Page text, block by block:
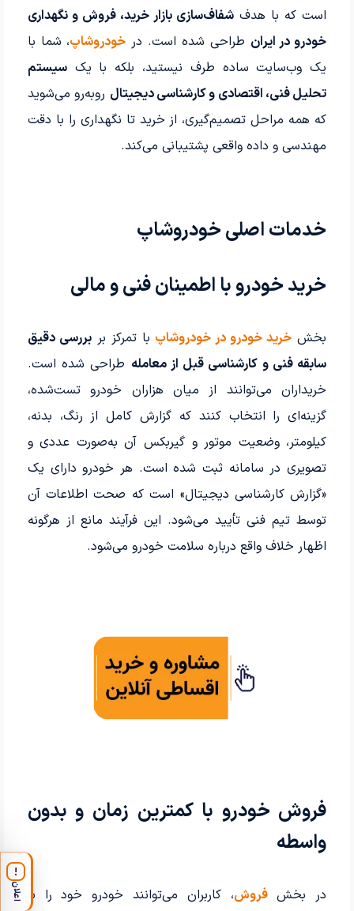
است که با هدف شفاف‌سازی بازار خرید، فروش و نگهداری
خودرو در ایران طراحی شده است. در خودروشاپ، شما با
یک وب‌سایت ساده طرف نیستید، بلکه با یکسیستم
تحلیل فنی، اقتصادی و کارشناسی دیجیتال روبه‌رو می‌شوید
که همه مراحل تصمیم‌گیری، از خرید تا نگهداری را با دقت
مهندسی و داده واقعی پشتیبانی می‌کند.
خدمات اصلی خودروشاپ
خرید خودرو با اطمینان فنی و مالی
بخش خرید خودرو در خودروشاپ با تمرکز بربررسی دقیق
سابقه فنی و کارشناسی قبل از معامله طراحی شده است.
خریداران می‌توانند از میان هزاران خودرو تست‌شده،
گزینه‌ای را انتخاب کنند که گزارش کامل از رنگ، بدنه،
کیلومتر، وضعیت موتور و گیربکس آن به‌صورت عددی و
تصویری در سامانه ثبت شده است. هر خودرو دارای یک
«گزارش کارشناسی دیجیتال» است که صحت اطلاعات آن
توسط تیم فنی تأیید می‌شود. این فرآیند مانع از هرگونه
اظهار خلاف واقع درباره سلامت خودرو می‌شود.
فروش خودرو با کمترین زمان و بدون
واسطه
در بخشفروش، کاربران می‌توانند خودرو خود را با
!
اعلان